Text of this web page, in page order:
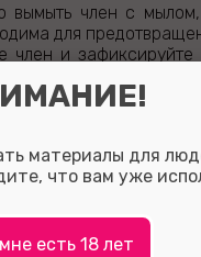
вымыть член с
для
член и
на 15 минут на
боль, от
материалы для
что вам уже
есть 18 лет